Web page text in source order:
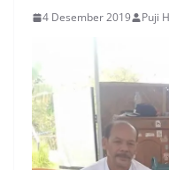
4 Desember 2019 Puji